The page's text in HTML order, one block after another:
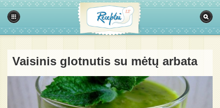
Vaisinis glotnutis su mėtų arbata